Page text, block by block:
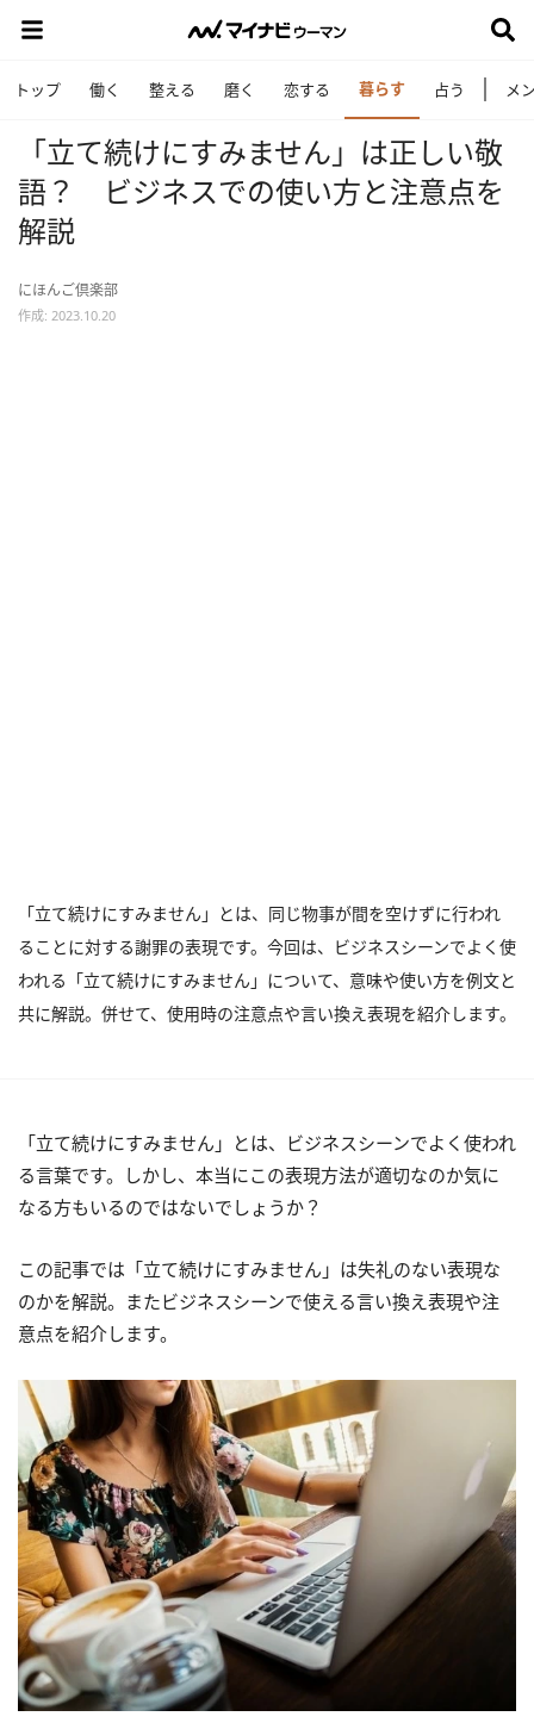
トップ 働く 整える 磨く 恋する 暮らす 占う メ
「立て続けにすみません」は正しい敬
語？ ビジネスでの使い方と注意点を
解説
にほんご倶楽部
作成: 2023.10.20
「立て続けにすみません」とは、同じ物事が間を空けずに行われ
ることに対する謝罪の表現です。今回は、ビジネスシーンでよく使
われる「立て続けにすみません」について、意味や使い方を例文と
共に解説。併せて、使用時の注意点や言い換え表現を紹介します。
「立て続けにすみません」とは、ビジネスシーンでよく使われ
る言葉です。しかし、本当にこの表現方法が適切なのか気に
なる方もいるのではないでしょうか？
この記事では「立て続けにすみません」は失礼のない表現な
のかを解説。またビジネスシーンで使える言い換え表現や注
意点を紹介します。